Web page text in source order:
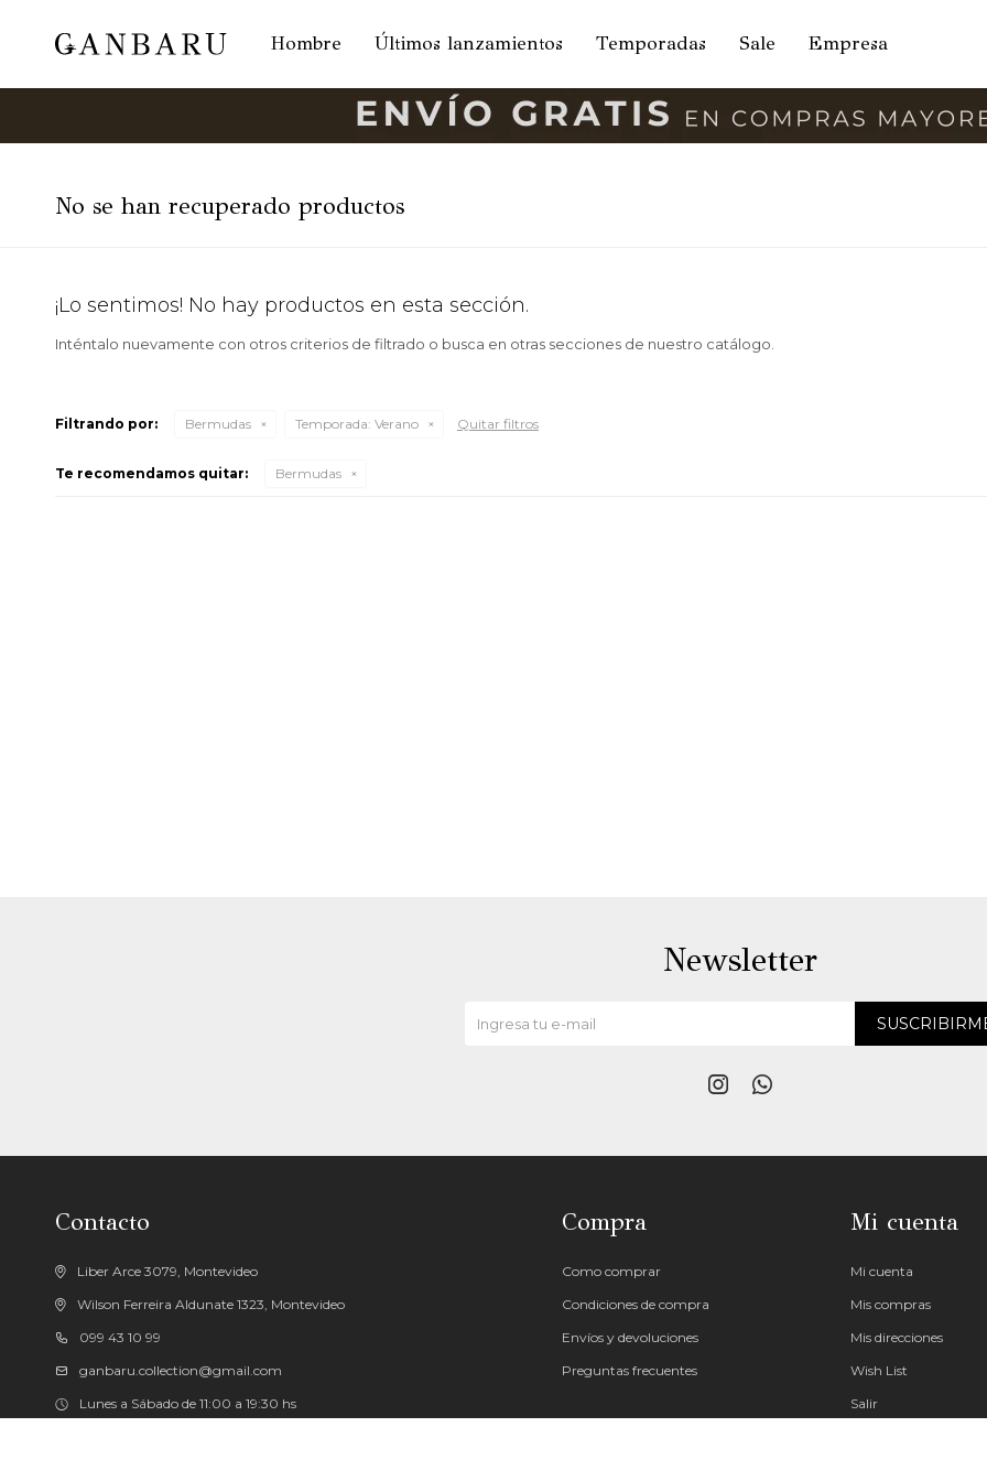
Hombre Últimos lanzamientos Temporadas Sale Empresa
No se han recuperado productos
¡Lo sentimos! No hay productos en esta sección.
Inténtalo nuevamente con otros criterios de filtrado o busca en otras secciones de nuestro catálogo.
Filtrando por: Bermudas Temporada: Verano Quitar filtros
Te recomendamos quitar: Bermudas
Contacto
Liber Arce 3079, Montevideo
Wilson Ferreira Aldunate 1323, Montevideo
099 43 10 99
ganbaru.collection@gmail.com
Lunes a Sábado de 11:00 a 19:30 hs
Compra
Como comprar
Condiciones de compra
Envíos y devoluciones
Preguntas frecuentes
Mi cuenta
Mi cuenta
Mis compras
Mis direcciones
Wish List
Salir
Newsletter
 